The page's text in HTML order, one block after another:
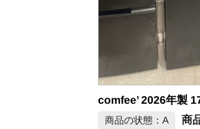
商品の状態：A